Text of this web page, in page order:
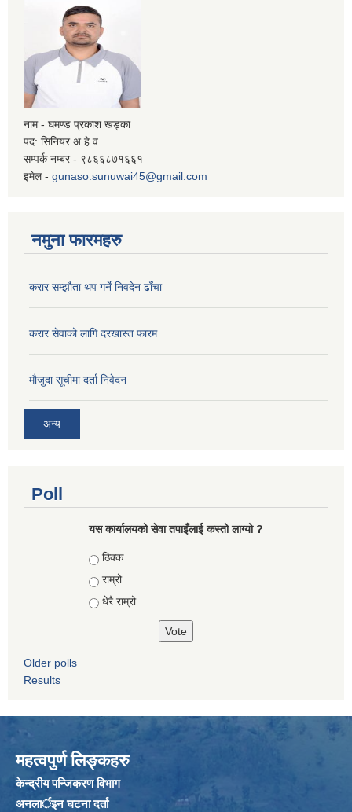
नाम - घमण्ड प्रकाश खड्का
पद: सिनियर अ.हे.व.
सम्पर्क नम्बर - ९८६६८७१६६१
इमेल - gunaso.sunuwai45@gmail.com
नमुना फारमहरु
करार सम्झौता थप गर्ने निवदेन ढाँचा
करार सेवाको लागि दरखास्त फारम
मौजुदा सूचीमा दर्ता निवेदन
अन्य
Poll
यस कार्यालयको सेवा तपाइँलाई कस्तो लाग्यो ?
Choices
ठिक्क
राम्रो
धेरै राम्रो
Older polls
Results
महत्वपुर्ण लिङ्कहरु
केन्द्रीय पन्जिकरण विभाग
अनलार्इन घटना दर्ता